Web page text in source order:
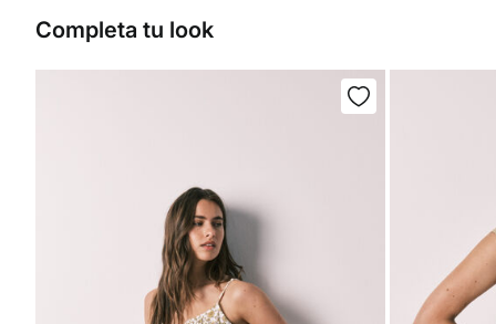
Completa tu look